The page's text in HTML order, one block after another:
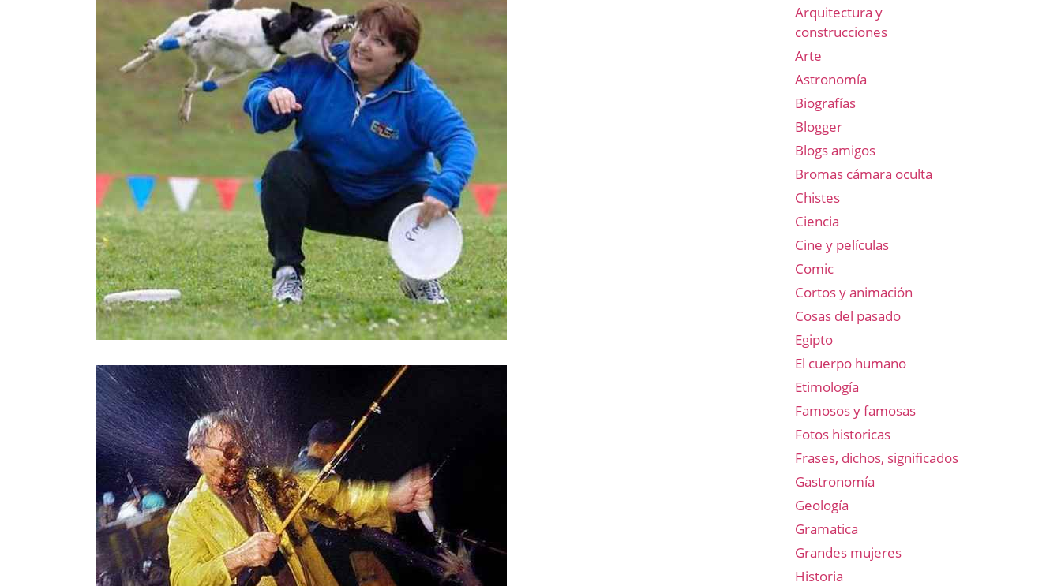
Arquitectura y
construcciones
Arte
Astronomía
Biografías
Blogger
Blogs amigos
Bromas cámara oculta
Chistes
Ciencia
Cine y películas
Comic
Cortos y animación
Cosas del pasado
Egipto
El cuerpo humano
Etimología
Famosos y famosas
Fotos historicas
Frases, dichos, significados
Gastronomía
Geología
Gramatica
Grandes mujeres
Historia